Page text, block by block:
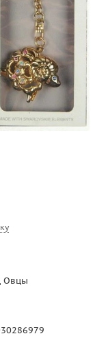
Овцы